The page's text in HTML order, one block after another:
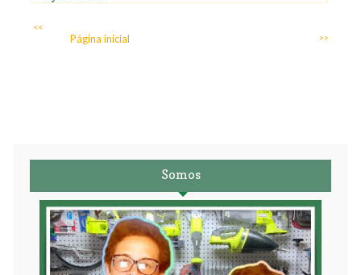
<<
>>
Página inicial
Somos